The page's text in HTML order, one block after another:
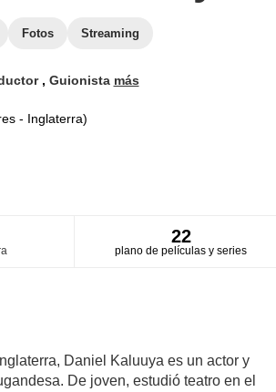
Fotos Streaming
, Guionista más
- Inglaterra)
22
plano de películas y series
Daniel Kaluuya es un actor y
De joven, estudió teatro en el